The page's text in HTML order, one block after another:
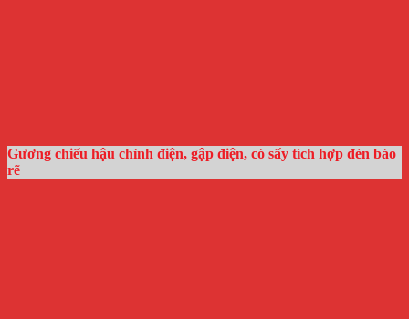
Gương chiếu hậu chỉnh điện, gập điện, có sấy tích hợp đèn báo
rẽ